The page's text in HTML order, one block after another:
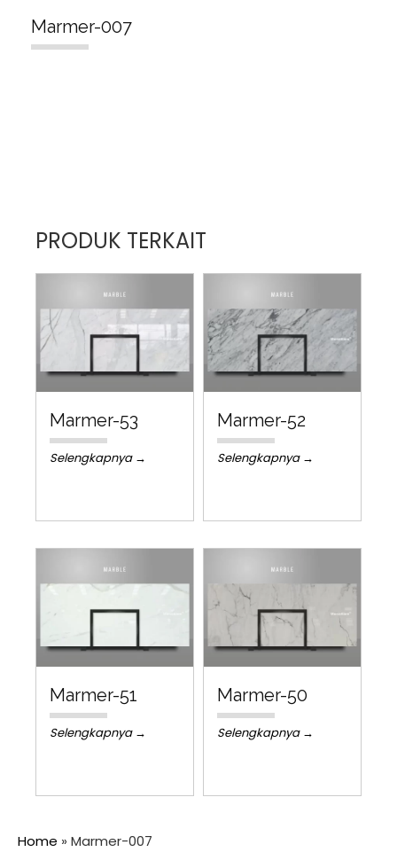
Marmer-007
PRODUK TERKAIT
Marmer-53
Selengkapnya →
Marmer-52
Selengkapnya →
Marmer-51
Selengkapnya →
Marmer-50
Selengkapnya →
Home » Marmer-007